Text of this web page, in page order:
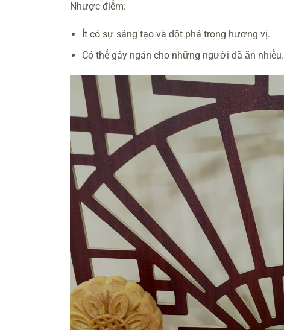
Nhược điểm:
Ít có sự sáng tạo và đột phá trong hương vị.
Có thể gây ngán cho những người đã ăn nhiều.